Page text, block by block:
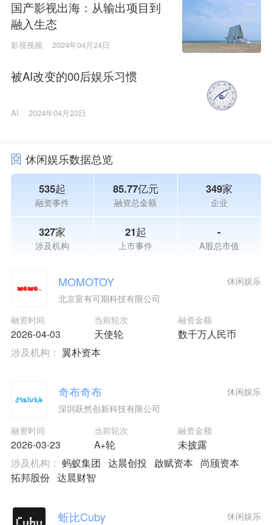
国产影视出海：从输出项目到
融入生态
影视视频 2024年04月24日
被AI改变的00后娱乐习惯
AI 2024年04月23日
休闲娱乐数据总览
535起
融资事件
85.77亿元
融资总金额
349家
企业
327家
涉及机构
21起
上市事件
-
A股总市值
MOMOTOY
北京富有可期科技有限公司
融资时间
2026-04-03
当前轮次
天使轮
融资金额
数千万人民币
休闲娱乐
涉及机构： 翼朴资本
奇布奇布
深圳跃然创新科技有限公司
融资时间
2026-03-23
当前轮次
A+轮
融资金额
未披露
休闲娱乐
涉及机构： 蚂蚁集团 达晨创投 啟赋资本
尚颀资本
拓邦股份 达晨财智
蚯比Cuby 休闲娱乐